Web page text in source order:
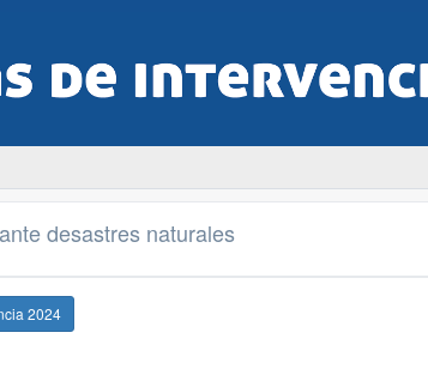
desastres naturales
2024